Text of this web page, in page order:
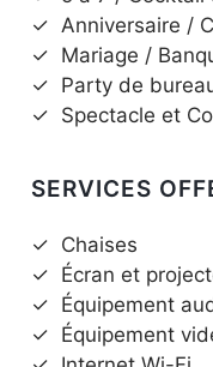
✓ Anniversaire /
✓ Mariage /
✓ Party de
✓ Spectacle et
SERVICES
✓ Chaises
✓ Écran et
✓ Équipement
✓ Équipement